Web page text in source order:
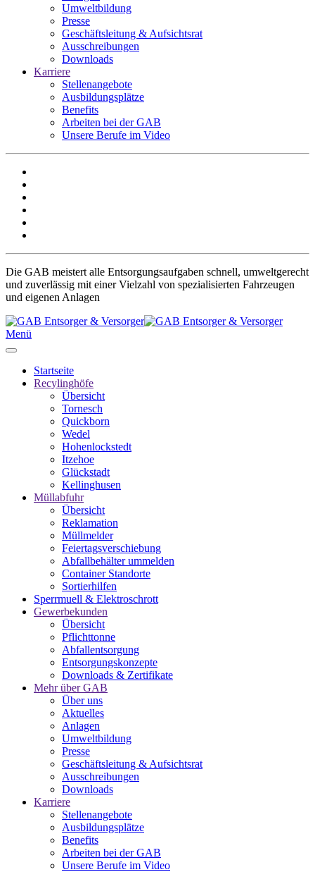
Umweltbildung
Presse
Geschäftsleitung & Aufsichtsrat
Ausschreibungen
Downloads
Karriere
Stellenangebote
Ausbildungsplätze
Benefits
Arbeiten bei der GAB
Unsere Berufe im Video
Die GAB meistert alle Entsorgungsaufgaben schnell, umweltgerecht
und zuverlässig mit einer Vielzahl von spezialisierten Fahrzeugen
und eigenen Anlagen
Menü
Startseite
Recylinghöfe
Übersicht
Tornesch
Quickborn
Wedel
Hohenlockstedt
Itzehoe
Glückstadt
Kellinghusen
Müllabfuhr
Übersicht
Reklamation
Müllmelder
Feiertagsverschiebung
Abfallbehälter ummelden
Container Standorte
Sortierhilfen
Sperrmuell & Elektroschrott
Gewerbekunden
Übersicht
Pflichttonne
Abfallentsorgung
Entsorgungskonzepte
Downloads & Zertifikate
Mehr über GAB
Über uns
Aktuelles
Anlagen
Umweltbildung
Presse
Geschäftsleitung & Aufsichtsrat
Ausschreibungen
Downloads
Karriere
Stellenangebote
Ausbildungsplätze
Benefits
Arbeiten bei der GAB
Unsere Berufe im Video